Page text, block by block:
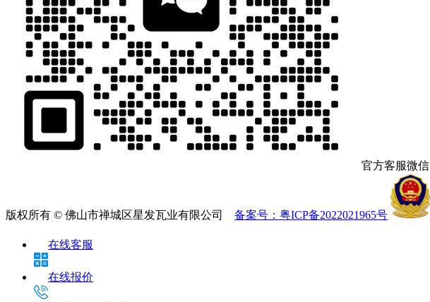
官方客服微信
版权所有 © 佛山市禅城区星发瓦业有限公司 备案号：粤ICP备2022021965号
在线客服
在线报价